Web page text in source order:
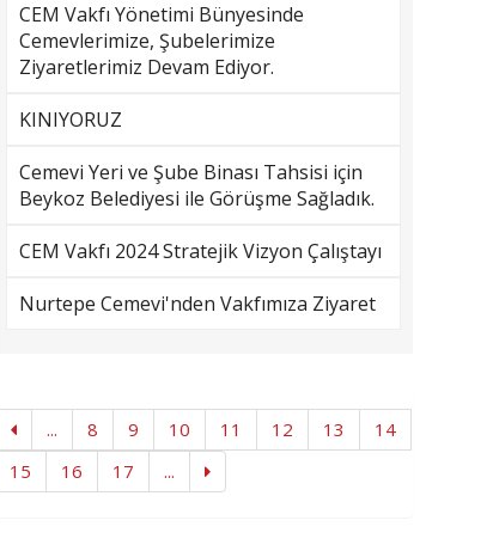
CEM Vakfı Yönetimi Bünyesinde
Cemevlerimize, Şubelerimize
Ziyaretlerimiz Devam Ediyor.
KINIYORUZ
Cemevi Yeri ve Şube Binası Tahsisi için
Beykoz Belediyesi ile Görüşme Sağladık.
CEM Vakfı 2024 Stratejik Vizyon Çalıştayı
Nurtepe Cemevi'nden Vakfımıza Ziyaret
... 8 9 10 11 12 13
14
15
16 17 ...